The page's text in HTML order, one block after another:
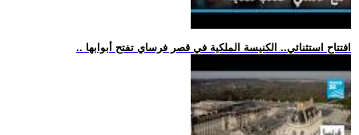
.. افتتاح استثنائي.. الكنيسة الملكية في قصر فرساي تفتح أبوابها